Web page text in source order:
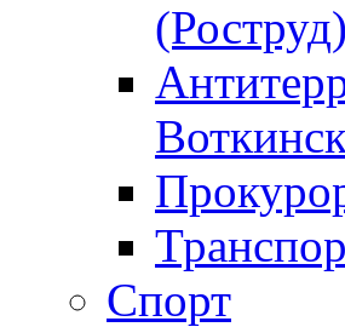
(Роструд)
Спорт